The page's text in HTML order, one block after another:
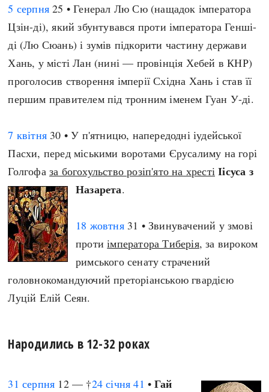
5 серпня 25 • Генерал Лю Сю (нащадок імператора
Цзін-ді), який збунтувався проти імператора Генші-
ді (Лю Сюань) і зумів підкорити частину держави
Хань, у місті Лан (нині — провінція Хебей в КНР)
проголосив створення імперії Східна Хань і став її
першим правителем під тронним іменем Гуан У-ді.
7 квітня 30 • У п'ятницю, напередодні іудейської
Пасхи, перед міськими воротами Єрусалиму на горі
Голгофаза богохульство розіп'ято на хресті Іісуса з
Назарета.
18 жовтня31 • Звинувачений у змові
протиімператора Тиберія, за вироком
римського сенату страчений
головнокомандуючий преторіанською гвардією
Луцій Елій Сеян.
Народились в 12-32 роках
31 серпня 12 — †24 січня 41 •Гай